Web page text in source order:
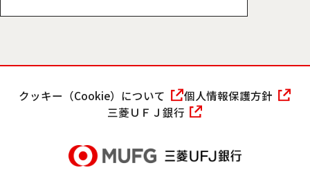
募集業務一覧・ご応募
クッキー（Cookie）について
個人情報保護方針
三菱ＵＦＪ銀行